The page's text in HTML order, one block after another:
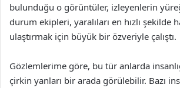
bulunduğu o görüntüler, izleyenlerin
durum ekipleri, yaralıları en hızlı şekilde
ulaştırmak için büyük bir özveriyle çalıştı.
Gözlemlerime göre, bu tür anlarda
çirkin yanları bir arada görülebilir. Bazı